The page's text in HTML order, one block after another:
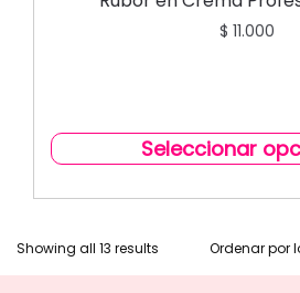
$ 11.000
Seleccionar
Showing all 13 results